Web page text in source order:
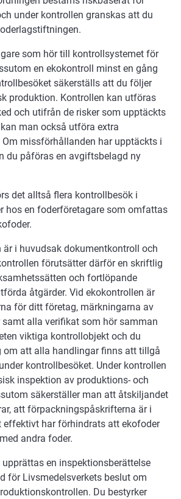
under kontrollen granskas att du
som hör till kontrollsystemet för
en ekokontroll minst en gång
säkerställs att du följer
produktion. Kontrollen kan utföras
och utifrån de risker som upptäckts
man också utföra extra
missförhållanden har upptäckts i
du påföras en avgiftsbelagd ny
det alltså flera kontrollbesök i
hos en foderföretagare som omfattas
är i huvudsak dokumentkontroll och
förutsätter därför en skriftlig
och fortlöpande
åtgärder. Vid ekokontrollen är
för ditt företag, märkningarna av
alla verifikat som hör samman
viktiga kontrollobjekt och du
om att alla handlingar finns att tillgå
kontrollbesöket. Under kontrollen
inspektion av produktions- och
säkerställer man att åtskiljandet
att förpackningspåskrifterna är i
effektivt har förhindrats att ekofoder
andra foder.
upprättas en inspektionsberättelse
för Livsmedelsverkets beslut om
Du bestyrker